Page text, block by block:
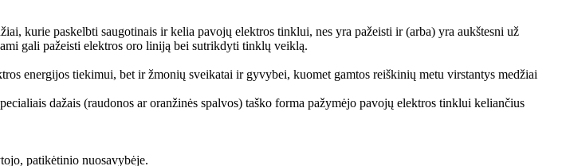
kurie paskelbti saugotinais ir kelia pavojų elektros tinklui, nes yra pažeisti ir (arba) yra aukštesni už
gali pažeisti elektros oro liniją bei sutrikdyti tinklų veiklą.
energijos tiekimui, bet ir žmonių sveikatai ir gyvybei, kuomet gamtos reiškinių metu virstantys medžiai
dažais (raudonos ar oranžinės spalvos) taško forma pažymėjo pavojų elektros tinklui keliančius
patikėtinio nuosavybėje.